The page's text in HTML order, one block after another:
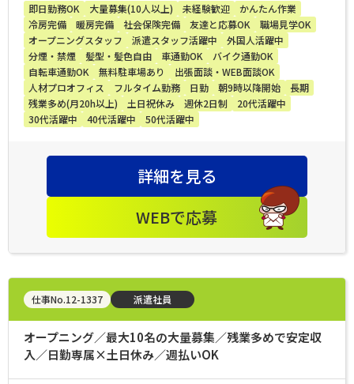
即日勤務OK 大量募集(10人以上) 未経験歓迎
かんたん作業
冷房完備
暖房完備 社会保険完備 友達と応募OK
職場見学OK
オープニングスタッフ
派遣スタッフ活躍中
外国人活躍中
分煙・禁煙
髪型・髪色自由 車通勤OK
バイク通勤OK
自転車通勤OK
無料駐車場あり
出張面談・WEB面談OK
人材プロオフィス
フルタイム勤務 日勤 朝9時以降開始
長期
残業多め(月20h以上)
土日祝休み 週休2日制
20代活躍中
30代活躍中
40代活躍中 50代活躍中
詳細を見る
WEBで応募
仕事No.12-1337 派遣社員
オープニング／最大10名の大量募集／残業多めで安定収
入／日勤専属×土日休み／週払いOK